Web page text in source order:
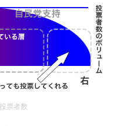
票者数